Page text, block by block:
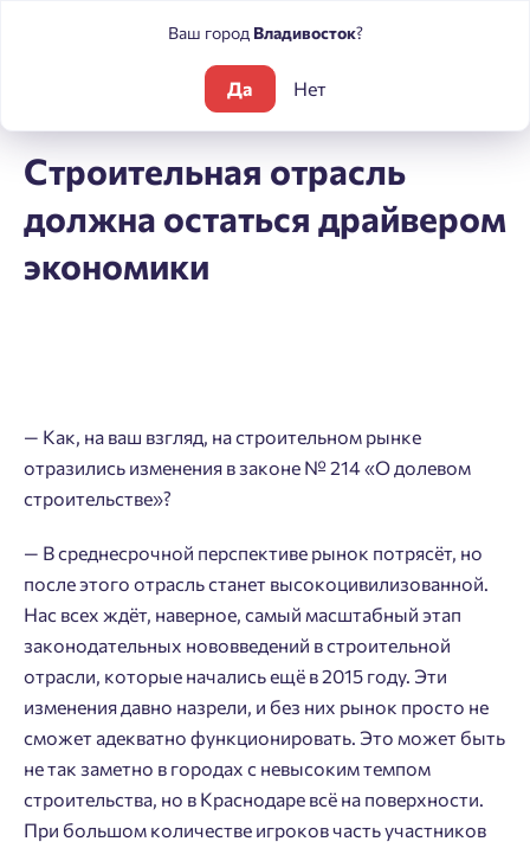
Интервью Строительная отрасль должна остаться
Строительная отрасль
должна остаться драйвером
экономики
— Как, на ваш взгляд, на строительном рынке
отразились изменения в законе № 214 «О долевом
строительстве»?
— В среднесрочной перспективе рынок потрясёт, но
после этого отрасль станет высокоцивилизованной.
Нас всех ждёт, наверное, самый масштабный этап
законодательных нововведений в строительной
отрасли, которые начались ещё в 2015 году. Эти
изменения давно назрели, и без них рынок просто не
сможет адекватно функционировать. Это может быть
не так заметно в городах с невысоким темпом
строительства, но в Краснодаре всё на поверхности.
При большом количестве игроков часть участников
Ваш город Владивосток?
Да Нет